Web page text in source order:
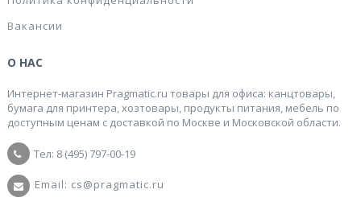
Вакансии
О НАС
Интернет-магазин Pragmatic.ru товары для офиса: канцтовары,
бумага для принтера, хозтовары, продукты питания, мебель по
доступным ценам с доставкой по Москве и Московской области.
Тел: 8 (495) 797-00-19
Email: cs@pragmatic.ru